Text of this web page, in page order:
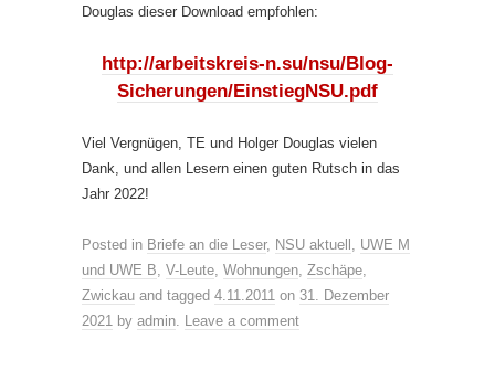
Douglas dieser Download empfohlen:
http://arbeitskreis-n.su/nsu/Blog-
Sicherungen/EinstiegNSU.pdf
Viel Vergnügen, TE und Holger Douglas vielen
Dank, und allen Lesern einen guten Rutsch in das
Jahr 2022!
Posted in Briefe an die Leser, NSU aktuell , UWE M
und UWE B, V-Leute, Wohnungen, Zschäpe,
Zwickau and tagged 4.11.2011 on 31. Dezember
2021 by admin. Leave a comment